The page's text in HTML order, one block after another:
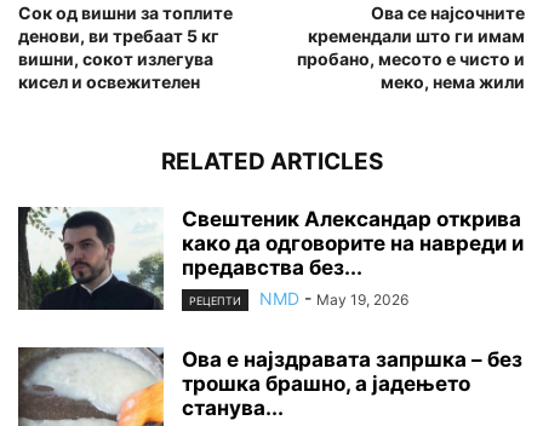
Сок од вишни за топлите
денови, ви требаат 5 кг
вишни, сокот излегува
кисел и освежителен
Ова се најсочните
кремендали што ги имам
пробано, месото е чисто и
меко, нема жили
RELATED ARTICLES
Свештеник Александар открива
како да одговорите на навреди и
предавства без...
РЕЦЕПТИ NMD - May 19, 2026
Ова е најздравата запршка – без
трошка брашно, а јадењето
станува...